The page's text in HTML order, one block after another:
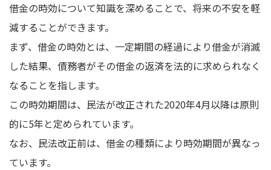
借金の時効について知識を深めることで、将来の不安を軽
減することができます。
まず、借金の時効とは、一定期間の経過により借金が消滅
した結果、債務者がその借金の返済を法的に求められなく
なることを指します。
この時効期間は、民法が改正された2020年4月以降は原則
的に5年と定められています。
なお、民法改正前は、借金の種類により時効期間が異なっ
ています。